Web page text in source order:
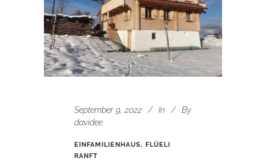
September 9, 2022 In
By
davidee
EINFAMILIENHAUS, FLÜELI
RANFT